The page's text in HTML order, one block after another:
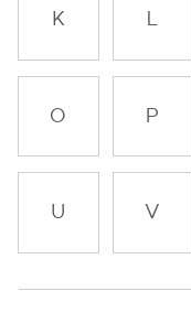
K L
O P
U V